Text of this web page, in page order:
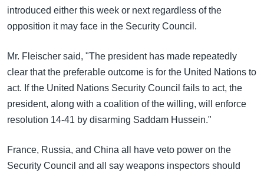
ပင်မ
အ
စာမျက်နှာ
သို့
ကျော်
ကြည့်
ရန်
ရန်
နေရာ
ရုပ်ရှင်ထဲက အင်္ဂလိပ်စာ
သုတပဒေသာ အင်္ဂလိပ်စာ
တီဗွီ
ရေဒီယို/တီဗွီအစီအစဉ်
ဗွီအိုအေ လူမှုကွန်ယက်များ
introduced either this week or next regardless of the
opposition it may face in the Security Council.
Mr. Fleischer said, "The president has made repeatedly
clear that the preferable outcome is for the United Nations to
act. If the United Nations Security Council fails to act, the
president, along with a coalition of the willing, will enforce
resolution 14-41 by disarming Saddam Hussein."
France, Russia, and China all have veto power on the
Security Council and all say weapons inspectors should